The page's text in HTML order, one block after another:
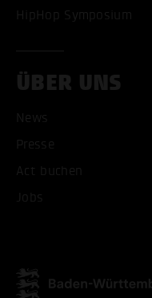
HipHop Symposium
ÜBER UNS
News
Presse
Act buchen
Jobs